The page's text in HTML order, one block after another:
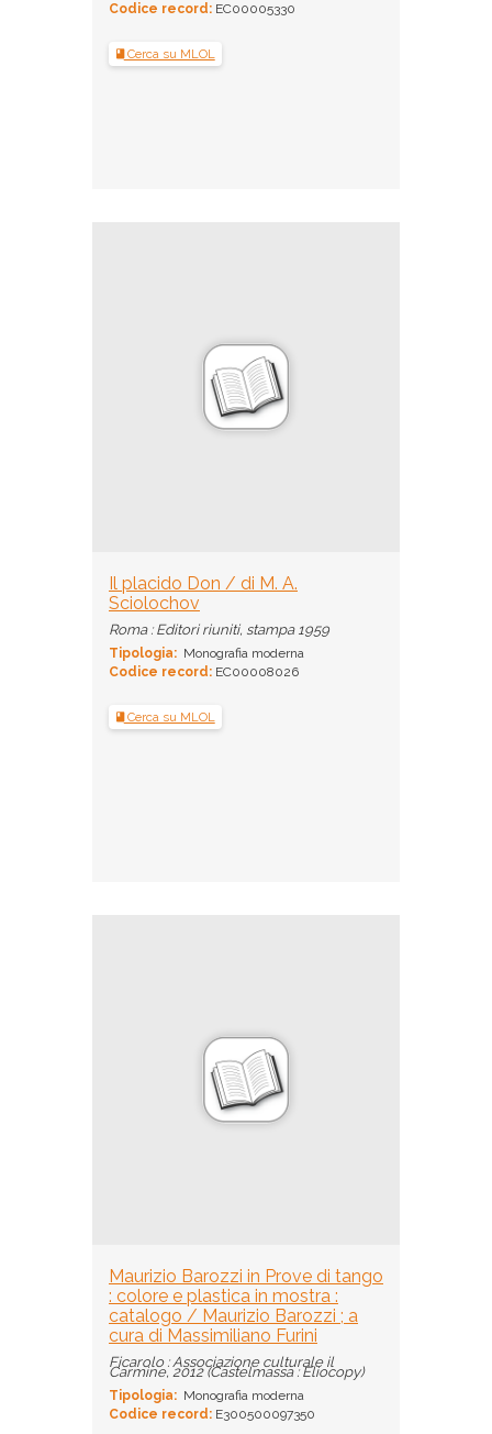
Codice record: EC00005330
Cerca su MLOL
Il placido Don / di M. A.
Sciolochov
Roma : Editori riuniti, stampa 1959
Tipologia: Monografia moderna
Codice record: EC00008026
Cerca su MLOL
Maurizio Barozzi in Prove di tango
: colore e plastica in mostra :
catalogo / Maurizio Barozzi ; a
cura di Massimiliano Furini
Ficarolo : Associazione culturale il
Carmine, 2012 (Castelmassa : Eliocopy)
Tipologia: Monografia moderna
Codice record: E300500097350